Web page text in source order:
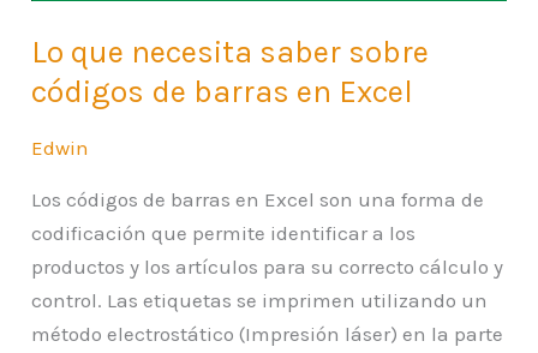
Lo que necesita saber sobre
códigos de barras en Excel
Edwin
Los códigos de barras en Excel son una forma de
codificación que permite identificar a los
productos y los artículos para su correcto cálculo y
control. Las etiquetas se imprimen utilizando un
método electrostático (Impresión láser) en la parte
Excel